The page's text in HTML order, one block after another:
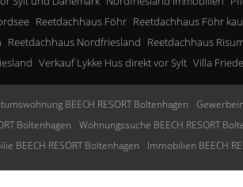
Reetdachhaus Föhr Reetdachhaus Föhr
Reetdachhaus Nordfriesland Reetdachhaus
Verkauf Lykke Hus direkt vor Sylt Villa
BEECH RESORT Boltenhagen
Boltenhagen Wohnungssuche BEECH RESORT
BEECH RESORT Boltenhagen Immobilien BEECH